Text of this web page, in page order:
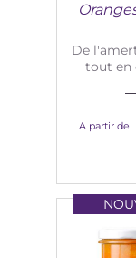
De
tout en
A partir de